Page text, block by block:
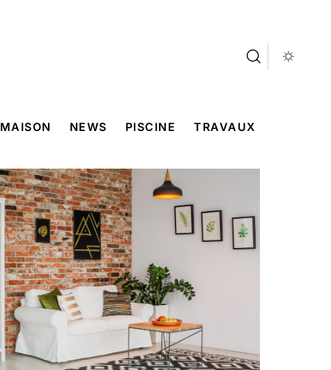
MAISON NEWS PISCINE TRAVAUX